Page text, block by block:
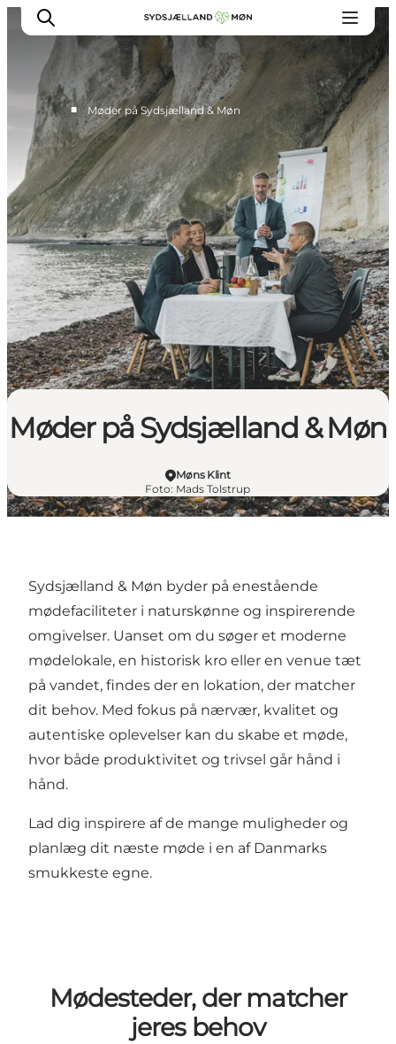
Møder i historiske rammer
Naturskønne mødesteder
Intime mødesteder
De store møder
Teambuilding
■ Møder på Sydsjælland & Møn
Møder på Sydsjælland & Møn
Møns Klint
Foto: Mads Tolstrup
Sydsjælland & Møn byder på enestående
mødefaciliteter i naturskønne og inspirerende
omgivelser. Uanset om du søger et moderne
mødelokale, en historisk kro eller en venue tæt
på vandet, findes der en lokation, der matcher
dit behov. Med fokus på nærvær, kvalitet og
autentiske oplevelser kan du skabe et møde,
hvor både produktivitet og trivsel går hånd i
hånd.
Lad dig inspirere af de mange muligheder og
planlæg dit næste møde i en af Danmarks
smukkeste egne.
Mødesteder, der matcher
jeres behov